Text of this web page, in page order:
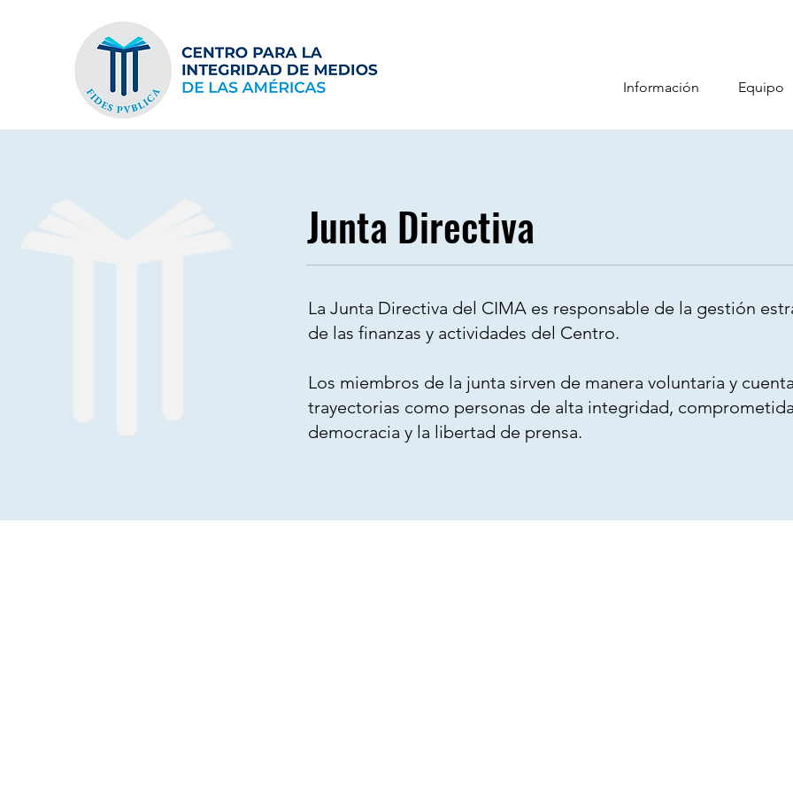
Información Equipo
Junta Directiva
La Junta Directiva del CIMA es responsable de la gestión
de las finanzas y actividades del Centro.
Los miembros de la junta sirven de manera voluntaria y
trayectorias como personas de alta integridad,
democracia y la libertad de prensa.